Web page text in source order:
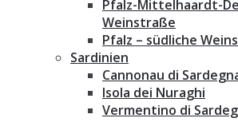
Pfalz-Mittelhaardt-
Weinstraße
Pfalz – südliche
Sardinien
Cannonau di
Isola dei Nuraghi
Vermentino di